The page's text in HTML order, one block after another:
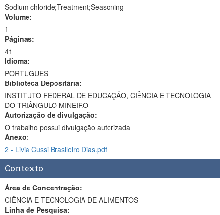
Sodium chloride;Treatment;Seasoning
Volume:
1
Páginas:
41
Idioma:
PORTUGUES
Biblioteca Depositária:
INSTITUTO FEDERAL DE EDUCAÇÃO, CIÊNCIA E TECNOLOGIA
DO TRIÂNGULO MINEIRO
Autorização de divulgação:
O trabalho possui divulgação autorizada
Anexo:
2 - Livia Cussi Brasileiro Dias.pdf
Contexto
Área de Concentração:
CIÊNCIA E TECNOLOGIA DE ALIMENTOS
Linha de Pesquisa: